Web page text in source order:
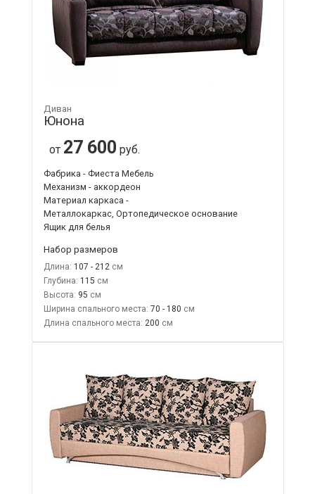
Диван
Юнона
от 27 600 руб.
Фабрика - Фиеста Мебель
Механизм - аккордеон
Материал каркаса -
Металлокаркас, Ортопедическое основание
Ящик для белья
Набор размеров
Длина: 107 - 212
Глубина: 115
Высота: 95
Ширина спального места: 70 - 180
Длина спального места: 200